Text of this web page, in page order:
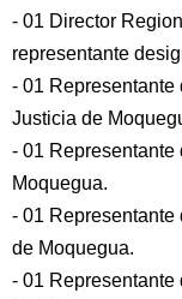
- 01 Director
representante
- 01
Justicia de
- 01
Moquegua.
- 01
de Moquegua.
- 01